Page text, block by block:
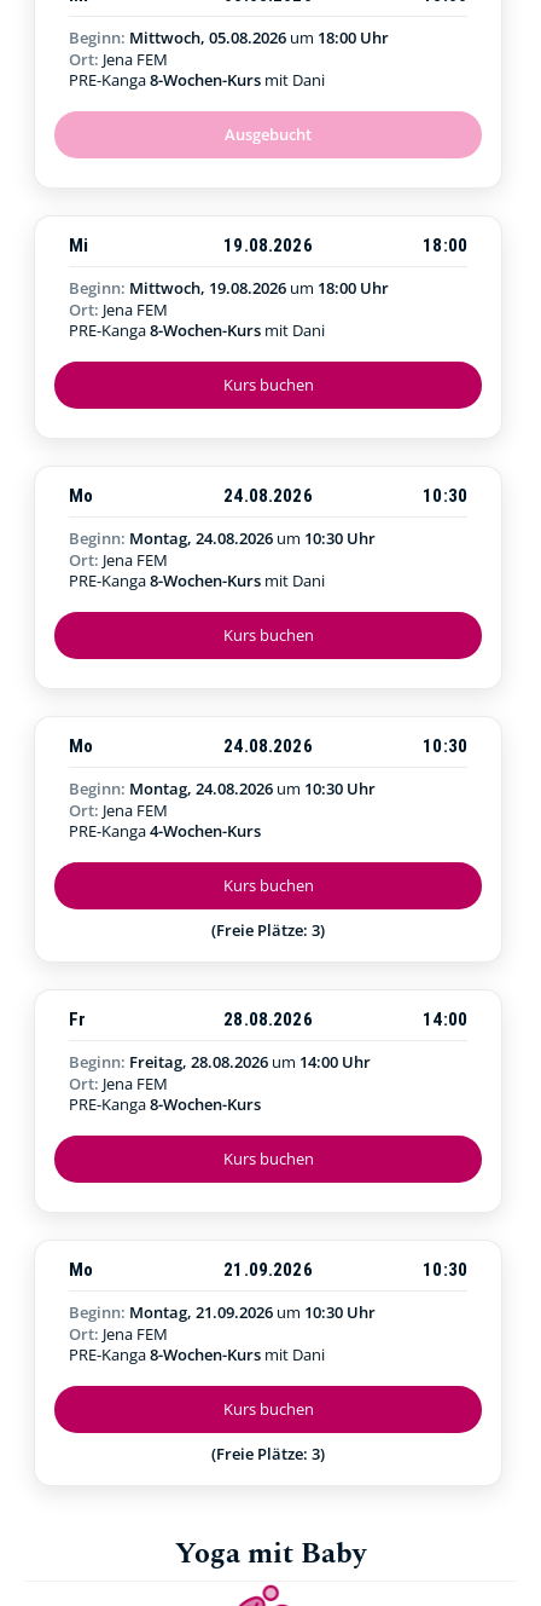
Ausgebucht
Beginn: Mittwoch, 05.08.2026 um 18:00 Uhr
Ort: Jena FEM
PRE-Kanga8-Wochen-Kurs mit Dani
Kurs buchen
Mi 19.08.2026
18:00
Beginn: Mittwoch, 19.08.2026 um 18:00 Uhr
Ort: Jena FEM
PRE-Kanga8-Wochen-Kurs mit Dani
Kurs buchen
Mo 24.08.2026
10:30
Beginn: Montag, 24.08.2026 um 10:30 Uhr
Ort: Jena FEM
PRE-Kanga8-Wochen-Kurs mit Dani
Kurs buchen
(Freie Plätze: 3)
Mo 24.08.2026
10:30
Beginn: Montag, 24.08.2026 um 10:30 Uhr
Ort: Jena FEM
PRE-Kanga4-Wochen-Kurs
Kurs buchen
Fr 28.08.2026
14:00
Beginn: Freitag, 28.08.2026 um 14:00 Uhr
Ort: Jena FEM
PRE-Kanga8-Wochen-Kurs
Kurs buchen
(Freie Plätze: 3)
Mo 21.09.2026
10:30
Beginn: Montag, 21.09.2026 um 10:30 Uhr
Ort: Jena FEM
PRE-Kanga8-Wochen-Kurs mit Dani
Yoga mit Baby